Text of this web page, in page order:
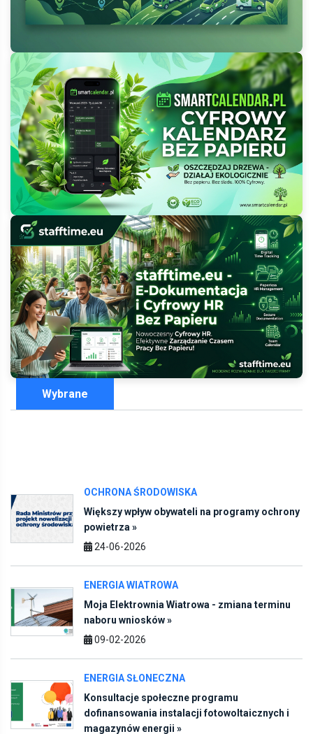
Wybrane
OCHRONA ŚRODOWISKA
Większy wpływ obywateli na programy ochrony
powietrza »
24-06-2026
ENERGIA WIATROWA
Moja Elektrownia Wiatrowa - zmiana terminu
naboru wniosków »
09-02-2026
ENERGIA SŁONECZNA
Konsultacje społeczne programu
dofinansowania instalacji fotowoltaicznych i
magazynów energii »